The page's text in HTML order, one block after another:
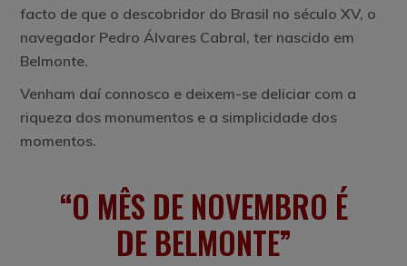
facto de que o descobridor do Brasil no século XV, o
navegador Pedro Álvares Cabral, ter nascido em
Belmonte.
Venham daí connosco e deixem-se deliciar com a
riqueza dos monumentos e a simplicidade dos
momentos.
O MÊS DE NOVEMBRO É
DE BELMONTE